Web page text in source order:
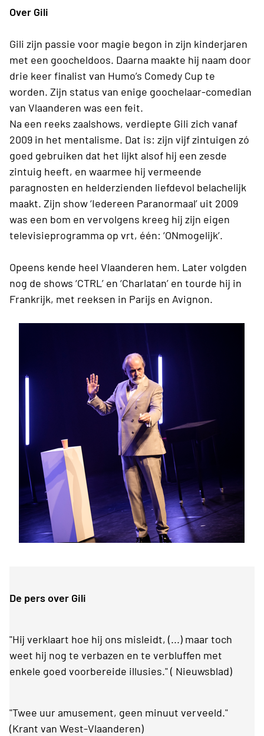
Over Gili
Gili zijn passie voor magie begon in zijn kinderjaren
met een goocheldoos. Daarna maakte hij naam door
drie keer finalist van Humo’s Comedy Cup te
worden. Zijn status van enige goochelaar-comedian
van Vlaanderen was een feit.
Na een reeks zaalshows, verdiepte Gili zich vanaf
2009 in het mentalisme. Dat is: zijn vijf zintuigen zó
goed gebruiken dat het lijkt alsof hij een zesde
zintuig heeft, en waarmee hij vermeende
paragnosten en helderzienden liefdevol belachelijk
maakt. Zijn show ‘Iedereen Paranormaal’ uit 2009
was een bom en vervolgens kreeg hij zijn eigen
televisieprogramma op vrt, één: ‘ONmogelijk’.
Opeens kende heel Vlaanderen hem. Later volgden
nog de shows ‘CTRL’ en ‘Charlatan’ en tourde hij in
Frankrijk, met reeksen in Parijs en Avignon.
De pers over Gili
"Hij verklaart hoe hij ons misleidt, (...) maar toch
weet hij nog te verbazen en te verbluffen met
enkele goed voorbereide illusies." ( Nieuwsblad)
"Twee uur amusement, geen minuut verveeld."
(Krant van West-Vlaanderen)